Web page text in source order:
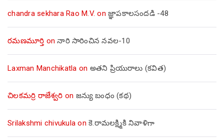
chandra sekhara Rao M.V. on జ్ఞాపకాలసందడి -48
రమణమూర్తి onనారి సారించిన నవల-10
Laxman Manchikatla on అతని ప్రియురాలు (కవిత)
చిలకమర్రి రాజేశ్వరి on జన్యు బంధం (కథ)
Srilakshmi chivukula on కె.రామలక్ష్మికి నివాళిగా